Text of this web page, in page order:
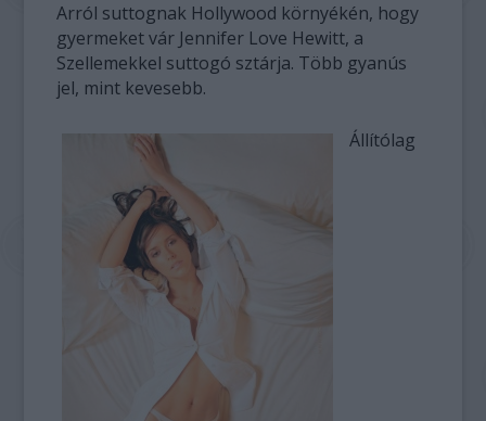
Arról suttognak Hollywood környékén, hogy
gyermeket vár Jennifer Love Hewitt, a
Szellemekkel suttogó sztárja. Több gyanús
jel, mint kevesebb.
Állítólag